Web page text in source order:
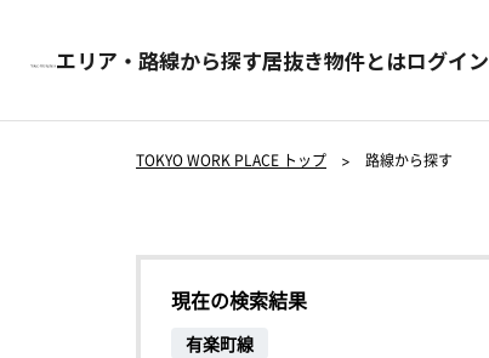
エリア・路線から探す居抜き物件とはログイン
TOKYO WORK PLACE トップ > 路線から探す
現在の検索結果
有楽町線